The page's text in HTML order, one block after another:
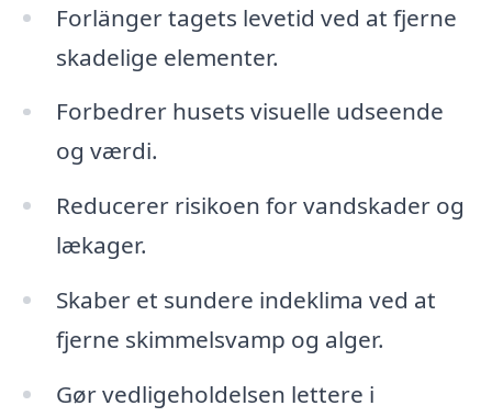
Forlänger tagets levetid ved at fjerne
skadelige elementer.
Forbedrer husets visuelle udseende
og værdi.
Reducerer risikoen for vandskader og
lækager.
Skaber et sundere indeklima ved at
fjerne skimmelsvamp og alger.
Gør vedligeholdelsen lettere i